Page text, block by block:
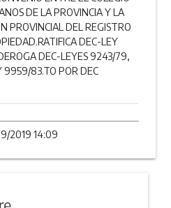
DE LA PROVINCIA Y LA
PROVINCIAL DEL REGISTRO
DEC-LEY
DEC-LEYES 9243/79,
83.TO POR DEC
2019 14:09